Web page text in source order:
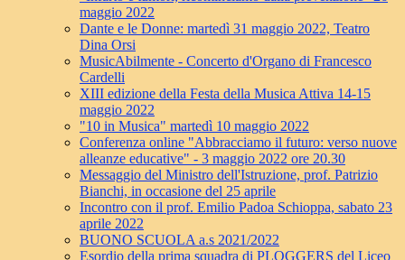
maggio 2022
Dante e le Donne: martedì 31 maggio 2022, Teatro
Dina Orsi
MusicAbilmente - Concerto d'Organo di Francesco
Cardelli
XIII edizione della Festa della Musica Attiva 14-15
maggio 2022
"10 in Musica" martedì 10 maggio 2022
Conferenza online "Abbracciamo il futuro: verso nuove
alleanze educative" - 3 maggio 2022 ore 20.30
Messaggio del Ministro dell'Istruzione, prof. Patrizio
Bianchi, in occasione del 25 aprile
Incontro con il prof. Emilio Padoa Schioppa, sabato 23
aprile 2022
BUONO SCUOLA a.s 2021/2022
Esordio della prima squadra di PLOGGERS del Liceo